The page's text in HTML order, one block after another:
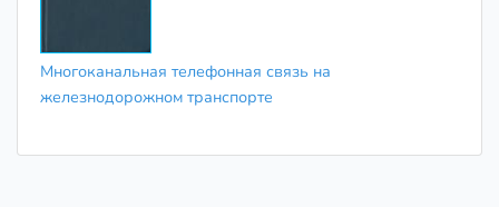
Многоканальная телефонная связь на
железнодорожном транспорте